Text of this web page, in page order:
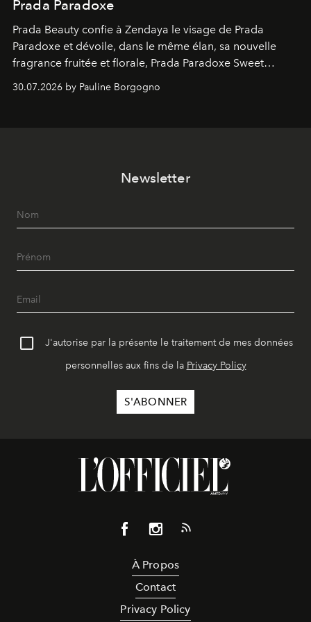
Prada Paradoxe
Prada Beauty confie à Zendaya le visage de Prada
Paradoxe et dévoile, dans le même élan, sa nouvelle
fragrance fruitée et florale, Prada Paradoxe Sweet
Chemistry Eau de Parfum.
30.07.2026 by Pauline Borgogno
Newsletter
J'autorise par la présente le traitement de mes données
personnelles aux fins de la Privacy Policy
À Propos
Contact
Privacy Policy